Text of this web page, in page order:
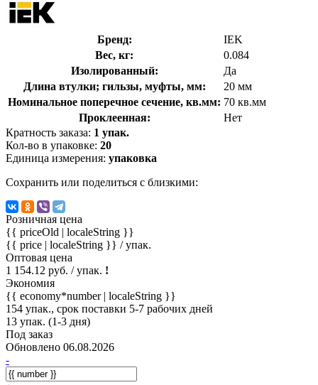
Бренд:
IEK
Вес, кг:
0.084
Изолированный:
Да
Длина втулки; гильзы, муфты, мм:
20 мм
Номинальное поперечное сечение, кв.мм: 70 кв.мм
Проклеенная:
Нет
Кратность заказа: 1 упак.
Кол-во в упаковке: 20
Единица измерения: упаковка
Сохранить или поделиться с близкими:
Розничная цена
{{ priceOld | localeString }}
{{ price | localeString }} / упак.
Оптовая цена
1 154.12 руб. / упак. !
Экономия
{{ economy*number | localeString }}
154 упак., срок поставки 5-7 рабочих дней
13 упак. (1-3 дня)
Под заказ
Обновлено 06.08.2026
-